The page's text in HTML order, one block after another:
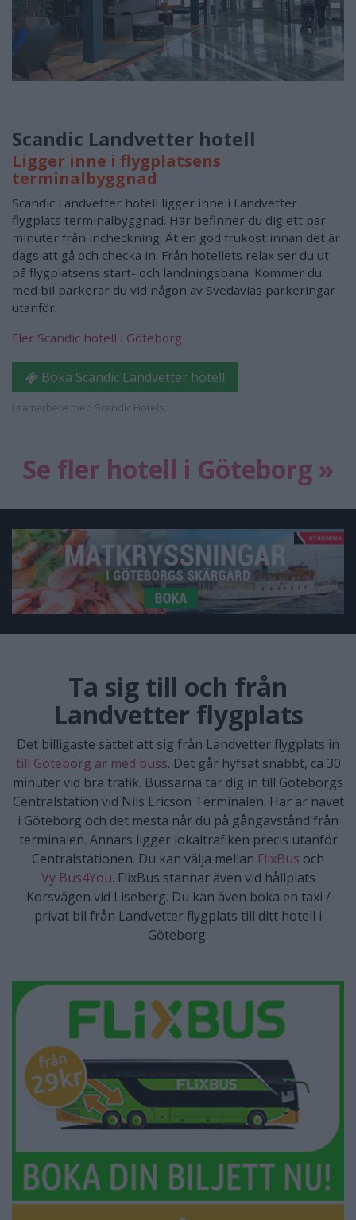
Scandic Landvetter hotell
Ligger inne i flygplatsens
terminalbyggnad
Scandic Landvetter hotell ligger inne i Landvetter
flygplats terminalbyggnad. Här befinner du dig ett par
minuter från incheckning. Ät en god frukost innan det är
dags att gå och checka in. Från hotellets relax ser du ut
på flygplatsens start- och landningsbana. Kommer du
med bil parkerar du vid någon av Svedavias parkeringar
utanför.
Fler Scandic hotell i Göteborg
Boka Scandic Landvetter hotell
I samarbete med Scandic Hotels.
Se fler hotell i Göteborg »
Ta sig till och från
Landvetter flygplats
Det billigaste sättet att sig från Landvetter flygplats in
till Göteborg är med buss. Det går hyfsat snabbt, ca 30
minuter vid bra trafik. Bussarna tar dig in till Göteborgs
Centralstation vid Nils Ericson Terminalen. Här är navet
i Göteborg och det mesta når du på gångavstånd från
terminalen. Annars ligger lokaltrafiken precis utanför
Centralstationen. Du kan välja mellan FlixBus och
Vy Bus4You. FlixBus stannar även vid hållplats
Korsvägen vid Liseberg. Du kan även boka en taxi /
privat bil från Landvetter flygplats till ditt hotell i
Göteborg.